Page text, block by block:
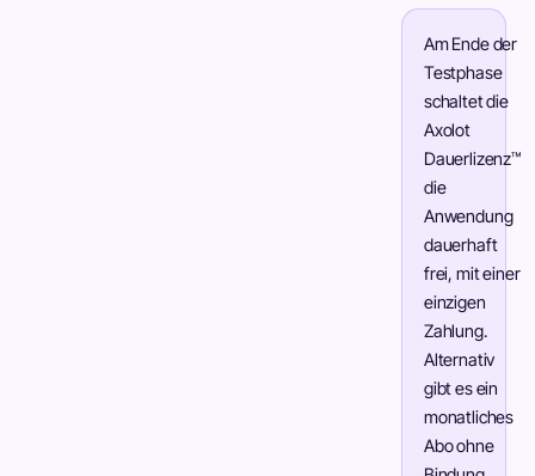
Am Ende der
Testphase
schaltet die
Axolot
Dauerlizenz™
die
Anwendung
dauerhaft
frei, mit einer
einzigen
Zahlung.
Alternativ
gibt es ein
monatliches
Abo ohne